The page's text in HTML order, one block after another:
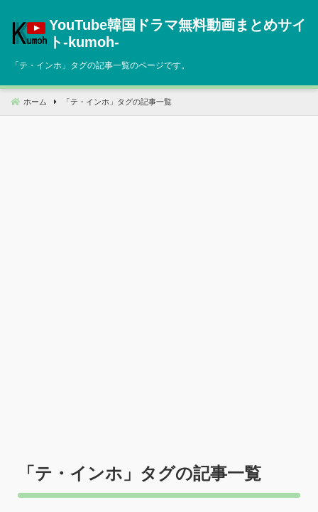
へ
動
YouTube韓国ドラマ無料動画まとめサイ
ト‐kumoh‐
「テ・インホ 」タグの記事一覧のページです。
ホーム 「 テ・インホ 」タグの記事一覧
「テ・インホ 」タグの記事一覧